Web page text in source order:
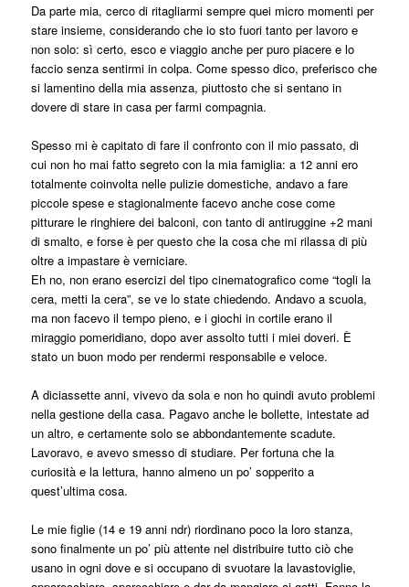
Da parte mia, cerco di ritagliarmi sempre quei micro momenti per
stare insieme, considerando che io sto fuori tanto per lavoro e
non solo: sì certo, esco e viaggio anche per puro piacere e lo
faccio senza sentirmi in colpa. Come spesso dico, preferisco che
si lamentino della mia assenza, piuttosto che si sentano in
dovere di stare in casa per farmi compagnia.
Spesso mi è capitato di fare il confronto con il mio passato, di
cui non ho mai fatto segreto con la mia famiglia: a 12 anni ero
totalmente coinvolta nelle pulizie domestiche, andavo a fare
piccole spese e stagionalmente facevo anche cose come
pitturare le ringhiere dei balconi, con tanto di antiruggine +2 mani
di smalto, e forse è per questo che la cosa che mi rilassa di più
oltre a impastare è verniciare.
Eh no, non erano esercizi del tipo cinematografico come “togli la
cera, metti la cera”, se ve lo state chiedendo. Andavo a scuola,
ma non facevo il tempo pieno, e i giochi in cortile erano il
miraggio pomeridiano, dopo aver assolto tutti i miei doveri. È
stato un buon modo per rendermi responsabile e veloce.
A diciassette anni, vivevo da sola e non ho quindi avuto problemi
nella gestione della casa. Pagavo anche le bollette, intestate ad
un altro, e certamente solo se abbondantemente scadute.
Lavoravo, e avevo smesso di studiare. Per fortuna che la
curiosità e la lettura, hanno almeno un po’ sopperito a
quest’ultima cosa.
Le mie figlie (14 e 19 anni ndr) riordinano poco la loro stanza,
sono finalmente un po’ più attente nel distribuire tutto ciò che
usano in ogni dove e si occupano di svuotare la lavastoviglie,